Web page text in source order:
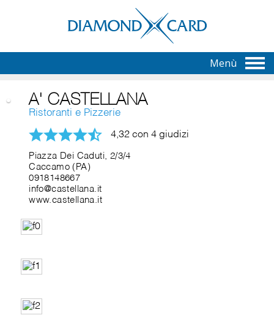
Menù
A' CASTELLANA
Ristoranti e Pizzerie
4,32 con 4 giudizi
Piazza Dei Caduti, 2/3/4
Caccamo (PA)
0918148667
info@castellana.it
www.castellana.it